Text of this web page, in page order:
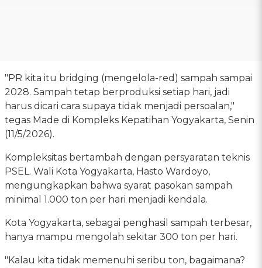
"PR kita itu bridging (mengelola-red) sampah sampai
2028. Sampah tetap berproduksi setiap hari, jadi
harus dicari cara supaya tidak menjadi persoalan,"
tegas Made di Kompleks Kepatihan Yogyakarta, Senin
(11/5/2026).
Kompleksitas bertambah dengan persyaratan teknis
PSEL. Wali Kota Yogyakarta, Hasto Wardoyo,
mengungkapkan bahwa syarat pasokan sampah
minimal 1.000 ton per hari menjadi kendala.
Kota Yogyakarta, sebagai penghasil sampah terbesar,
hanya mampu mengolah sekitar 300 ton per hari.
"Kalau kita tidak memenuhi seribu ton, bagaimana?